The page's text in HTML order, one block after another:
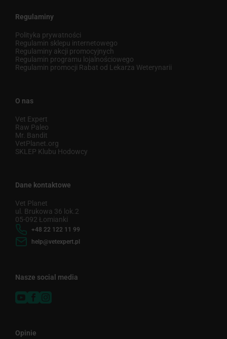
Regulaminy
Polityka prywatności
Regulamin sklepu internetowego
Regulaminy akcji promocyjnych
Regulamin programu lojalnościowego
Regulamin promocji Rabat od Lekarza Weterynarii
O nas
Vet Expert
Raw Paleo
Mr. Bandit
VetPlanet.org
SKLEP Klubu Hodowcy
Dane kontaktowe
Vet Planet
ul. Brukowa 36 lok.2
05-092 Łomianki
+48 22 122 11 99
help@vetexpert.pl
Nasze social media
Opinie